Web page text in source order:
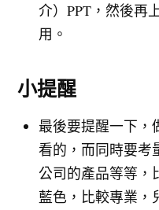
介）PPT，然後再
用。
小提醒
最後要提醒一下，
看的，而同時要考
公司的產品等等，
藍色，比較專業，